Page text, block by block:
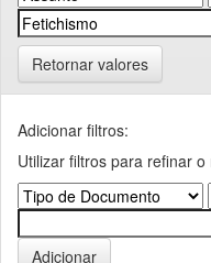
Retornar valores
Adicionar filtros:
Utilizar filtros para refinar